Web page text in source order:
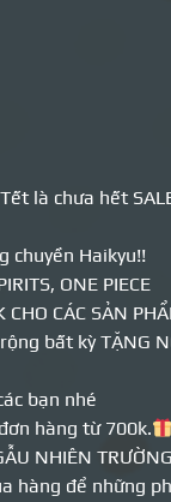
là chưa hết
chuyền Haikyu!!
ONE PIECE
CÁC SẢN
bất kỳ TẶNG
bạn nhé
hàng từ 700k.
NHIÊN
hàng để những